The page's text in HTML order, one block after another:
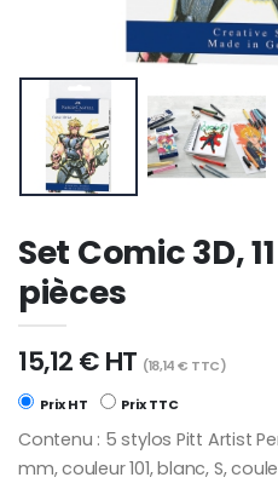
Set Comic 3D, 11
pièces
15,12 € HT (18,14 € TTC)
Prix HT Prix TTC
Contenu : 5 stylos Pitt Artist
mm, couleur 101, blanc, S,